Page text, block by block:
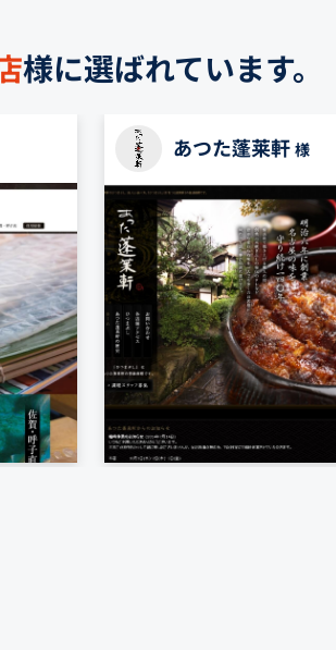
様に選ばれています。
あつた蓬莱軒様